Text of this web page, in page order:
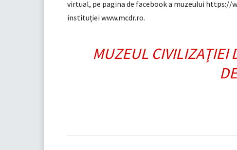
virtual, pe pagina de facebook a muzeului https://
instituției www.mcdr.ro.
MUZEUL CIVILIZAŢIEI